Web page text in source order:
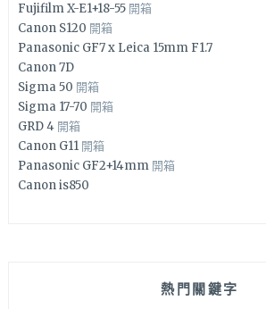
Fujifilm X-E1+18-55 開箱
Canon S120 開箱
Panasonic GF7 x Leica 15mm F1.7
Canon 7D
Sigma 50 開箱
Sigma 17-70 開箱
GRD 4 開箱
Canon G11 開箱
Panasonic GF2+14mm 開箱
Canon is850
熱門關鍵字